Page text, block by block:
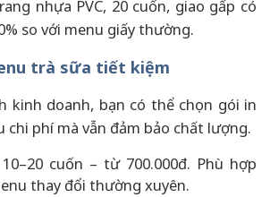
nhựa PVC, 20 cuốn, giao gấp có
so với menu giấy thường.
trà sữa tiết kiệm
kinh doanh, bạn có thể chọn gói in
chi phí mà vẫn đảm bảo chất lượng.
cuốn – từ 700.000đ. Phù hợp
thay đổi thường xuyên.